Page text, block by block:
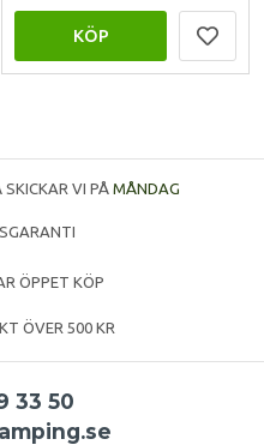
KÖP
SKICKAR VI PÅ MÅNDAG
ÖPPET KÖP
ÖVER 500 KR
33 50